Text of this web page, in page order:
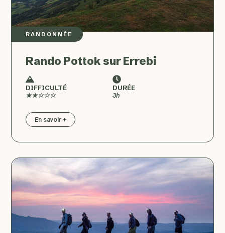
RANDONNÉE
Rando Pottok sur Errebi
DIFFICULTÉ
★★☆☆☆
DURÉE
3h
En savoir +